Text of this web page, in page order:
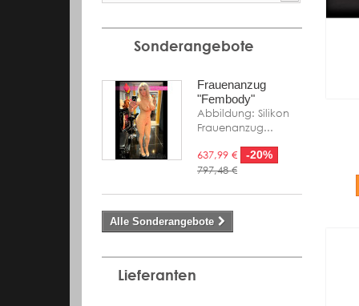
Sonderangebote
Frauenanzug
"Fembody"
Abbildung: Silikon
Frauenanzug...
637,99 €
-20%
797,48 €
Alle Sonderangebote
Lieferanten